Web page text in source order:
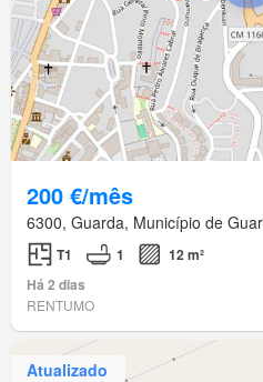
200 €/mês
6300, Guarda, Município de
T1 1
12 m²
Há 2 dias
RENTUMO
Atualizado